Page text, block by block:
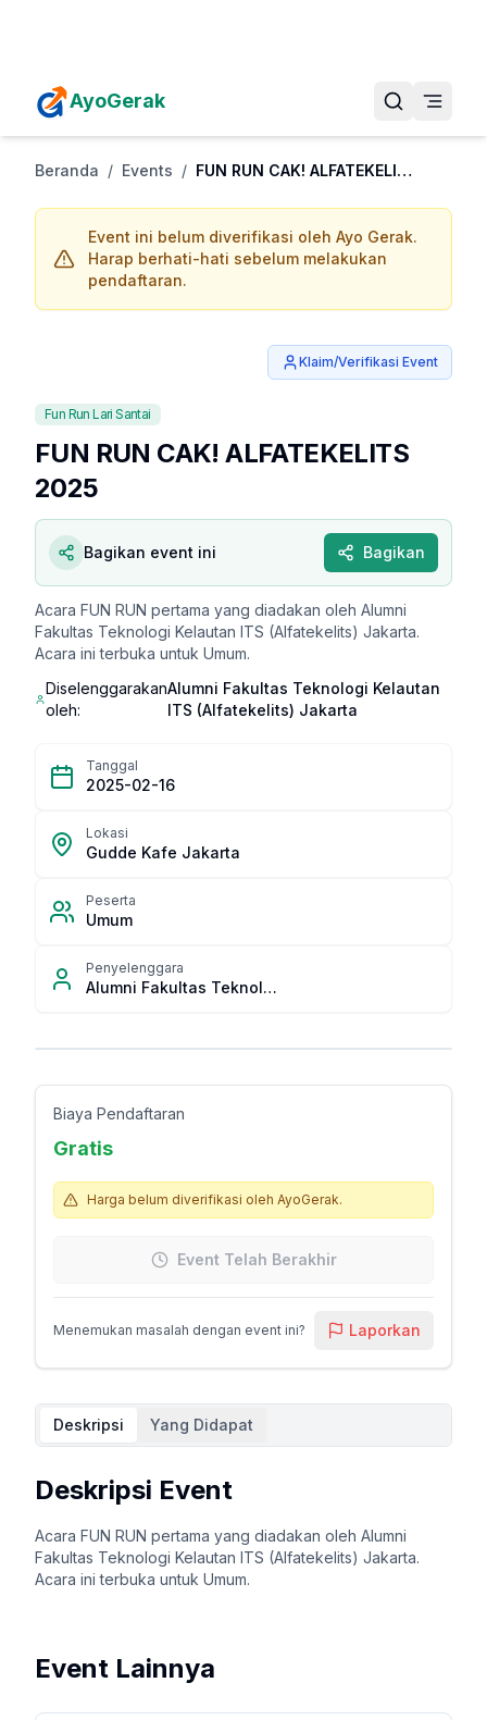
AyoGerak
Beranda / Events / FUN RUN CAK! ALFATEKELITS 2025
Event ini belum diverifikasi oleh Ayo Gerak.
Harap berhati-hati sebelum melakukan
pendaftaran.
Klaim/Verifikasi Event
Fun Run Lari Santai
FUN RUN CAK! ALFATEKELITS
2025
Bagikan event ini Bagikan
Acara FUN RUN pertama yang diadakan oleh Alumni
Fakultas Teknologi Kelautan ITS (Alfatekelits) Jakarta.
Acara ini terbuka untuk Umum.
Diselenggarakan
oleh:
Alumni Fakultas Teknologi Kelautan
ITS (Alfatekelits) Jakarta
Tanggal
2025-02-16
Lokasi
Gudde Kafe Jakarta
Peserta
Umum
Penyelenggara
Alumni Fakultas Teknologi Kelautan ITS (Alfatekelits) Jakarta
Biaya Pendaftaran
Gratis
Harga belum diverifikasi oleh AyoGerak.
Event Telah Berakhir
Menemukan masalah dengan event ini? Laporkan
Deskripsi Yang Didapat
Deskripsi Event
Acara FUN RUN pertama yang diadakan oleh Alumni
Fakultas Teknologi Kelautan ITS (Alfatekelits) Jakarta.
Acara ini terbuka untuk Umum.
Event Lainnya